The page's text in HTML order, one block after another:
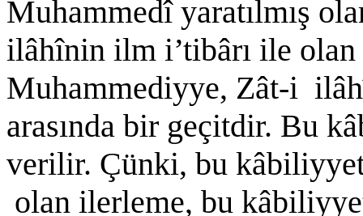
Muhammedî yaratılmış
ilâhînin ilm i’tibârı ile
Muhammediyye, Zât-i
arasında bir geçitdir. Bu
verilir. Çünki, bu kâbiliyyet
olan ilerleme, bu